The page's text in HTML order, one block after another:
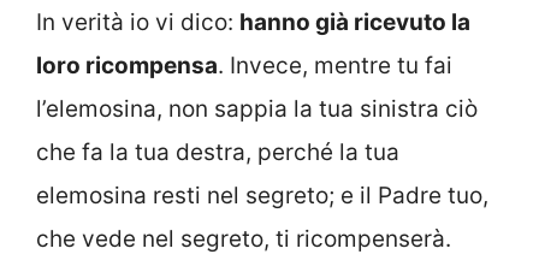
In verità io vi dico: hanno già ricevuto la
loro ricompensa. Invece, mentre tu fai
l’elemosina, non sappia la tua sinistra ciò
che fa la tua destra, perché la tua
elemosina resti nel segreto; e il Padre tuo,
che vede nel segreto, ti ricompenserà.